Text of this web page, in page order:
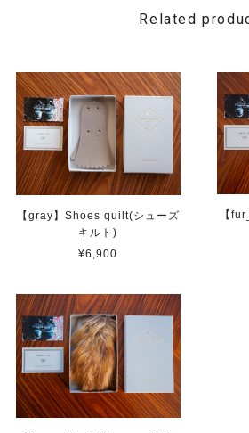
Related
【gray】Shoes quilt(シューズ
キルト)
¥6,900
【